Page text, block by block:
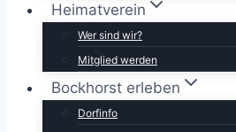
Heimatverein
Wer sind wir?
Mitglied werden
Bockhorst erleben
Dorfinfo